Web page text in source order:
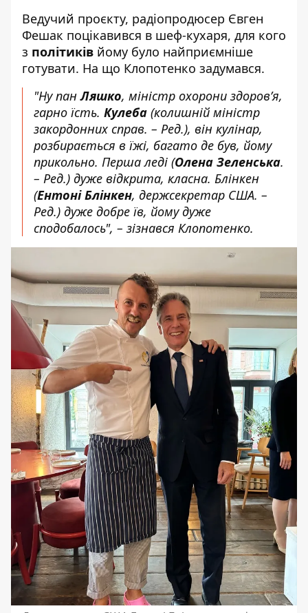
Ведучий проєкту, радіопродюсер Євген
Фешак поцікавився в шеф-кухаря, для кого
з політиків йому було найприємніше
готувати. На що Клопотенко задумався.
"Ну панЛяшко, міністр охорони здоров’я,
гарно їсть. Кулеба (колишній міністр
закордонних справ. – Ред.), він кулінар,
розбирається в їжі, багато де був, йому
прикольно. Перша леді (Олена Зеленська.
– Ред.) дуже відкрита, класна. Блінкен
(Ентоні Блінкен, держсекретар США. –
Ред.) дуже добре їв, йому дуже
сподобалось", – зізнався Клопотенко.